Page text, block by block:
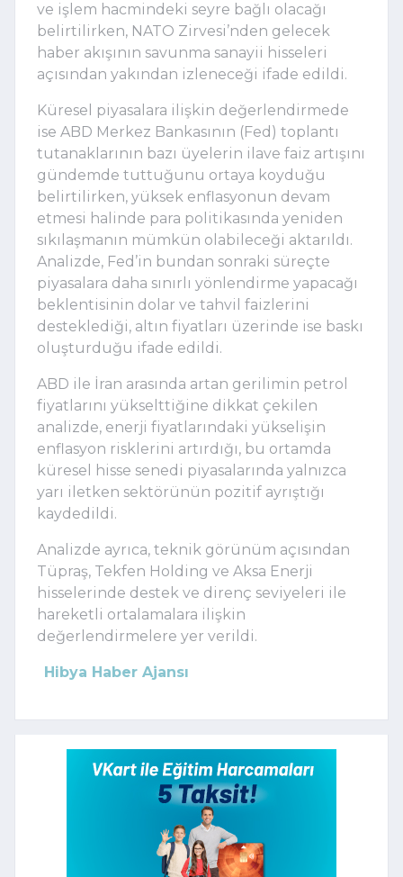
ve işlem hacmindeki seyre bağlı olacağı
belirtilirken, NATO Zirvesi’nden gelecek
haber akışının savunma sanayii hisseleri
açısından yakından izleneceği ifade edildi.
Küresel piyasalara ilişkin değerlendirmede
ise ABD Merkez Bankasının (Fed) toplantı
tutanaklarının bazı üyelerin ilave faiz artışını
gündemde tuttuğunu ortaya koyduğu
belirtilirken, yüksek enflasyonun devam
etmesi halinde para politikasında yeniden
sıkılaşmanın mümkün olabileceği aktarıldı.
Analizde, Fed’in bundan sonraki süreçte
piyasalara daha sınırlı yönlendirme yapacağı
beklentisinin dolar ve tahvil faizlerini
desteklediği, altın fiyatları üzerinde ise baskı
oluşturduğu ifade edildi.
ABD ile İran arasında artan gerilimin petrol
fiyatlarını yükselttiğine dikkat çekilen
analizde, enerji fiyatlarındaki yükselişin
enflasyon risklerini artırdığı, bu ortamda
küresel hisse senedi piyasalarında yalnızca
yarı iletken sektörünün pozitif ayrıştığı
kaydedildi.
Analizde ayrıca, teknik görünüm açısından
Tüpraş, Tekfen Holding ve Aksa Enerji
hisselerinde destek ve direnç seviyeleri ile
hareketli ortalamalara ilişkin
değerlendirmelere yer verildi.
Hibya Haber Ajansı